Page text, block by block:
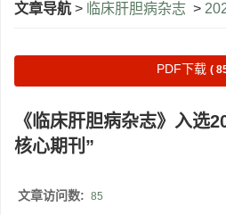
文章导航 > 临床肝胆病杂志 >
PDF下载 (
《临床肝胆病杂志》入选
核心期刊”
文章访问数: 85